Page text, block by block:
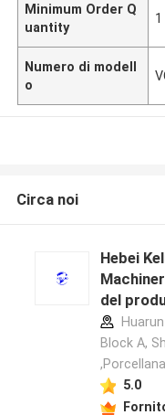
Minimum Order Q
uantity
1
Numero di modell
o
Circa noi
Hebei
del
Block A,
,Porcellana
5.0